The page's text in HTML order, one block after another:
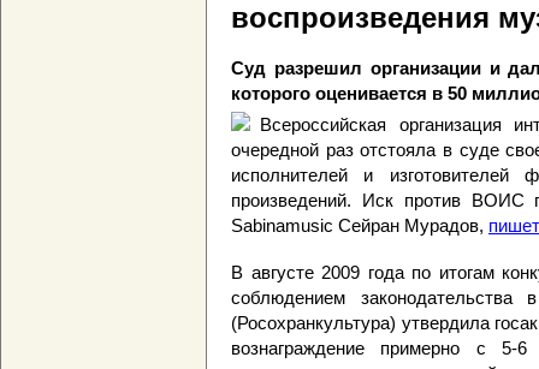
воспроизведения
Суд разрешил организации и
которого оценивается в 50
Всероссийская организация
очередной раз отстояла в суде
исполнителей и изготовителей
произведений. Иск против ВОИС
Sabinamusic Сейран Мурадов,
В августе 2009 года по итогам
соблюдением законодательства
(Росохранкультура) утвердила
вознаграждение примерно с 5-6